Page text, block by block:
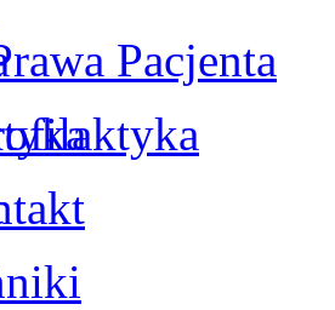
Pacjenta